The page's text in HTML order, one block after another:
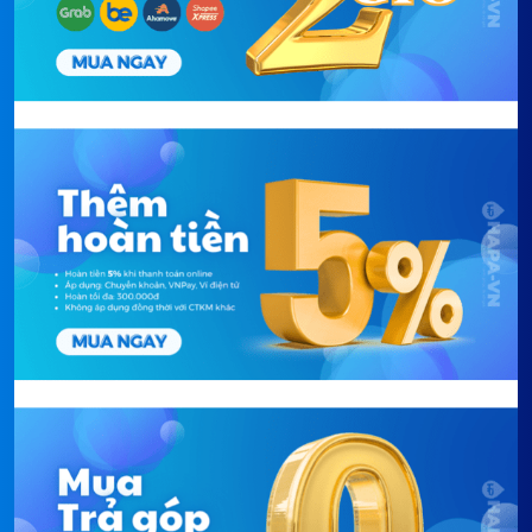
trội hơn hẳn về mặt an toàn cho sức khỏe. Tuy nhiên
inox lại không bắt nhiệt tốt bằng nhôm. Để khắc
phục nhược điểm này,
Nồi Áp Suất EUROSUN
inox-nhôm-inox
Trong đó lớpnhôm đặc biệt dày tới 7mm
được chế
tạo bằng máy tạo áp lực ma sát nên bộ nồi-chảo
giúp truyền và giữ nhiệt tối ưu đều khắp đáy nồi
trong khi nhôm không hề tiếp xúc trực tiếp với thức
ăn. Cấu trúc 3 đáy còn giúp tiết kiệm rất nhiều năng
lượng khi nấu so với các loại nồi khác.
Nồi Áp Suất EUROSUN PC1906-Smart
TỐI ĐA HIỆU NĂNG SỬ DỤNG